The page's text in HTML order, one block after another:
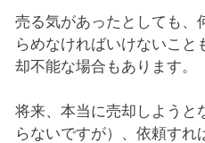
売る気があったとしても、
らめなければいけないこと
却不能な場合もあります。
将来、本当に売却しようと
らないですが）、依頼すれ